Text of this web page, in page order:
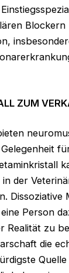
Blockern
ZUM
der
Dissoziative
Person
Realität zu
die